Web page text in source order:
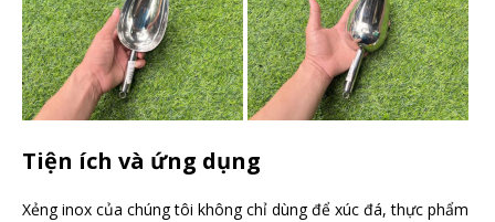
Tiện ích và ứng dụng
Xẻng inox của chúng tôi không chỉ dùng để xúc đá, thực phẩm